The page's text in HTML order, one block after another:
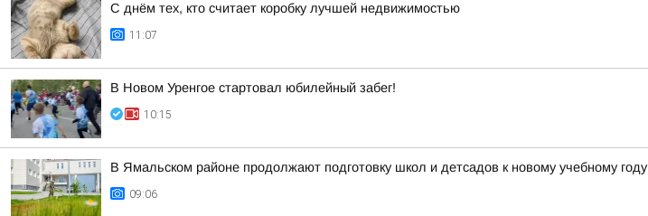
С днём тех, кто считает коробку лучшей недвижимостью
11:07
В Новом Уренгое стартовал юбилейный забег!
10:15
В Ямальском районе продолжают подготовку школ и детсадов к новому учебному году
09:06